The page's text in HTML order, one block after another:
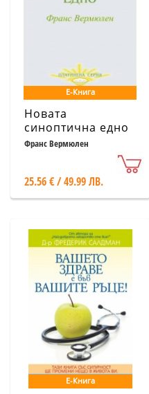
Е-Книга
Новата
синоптична едно
Франс Вермюлен
25.56 € / 49.99 ЛВ.
Е-Книга